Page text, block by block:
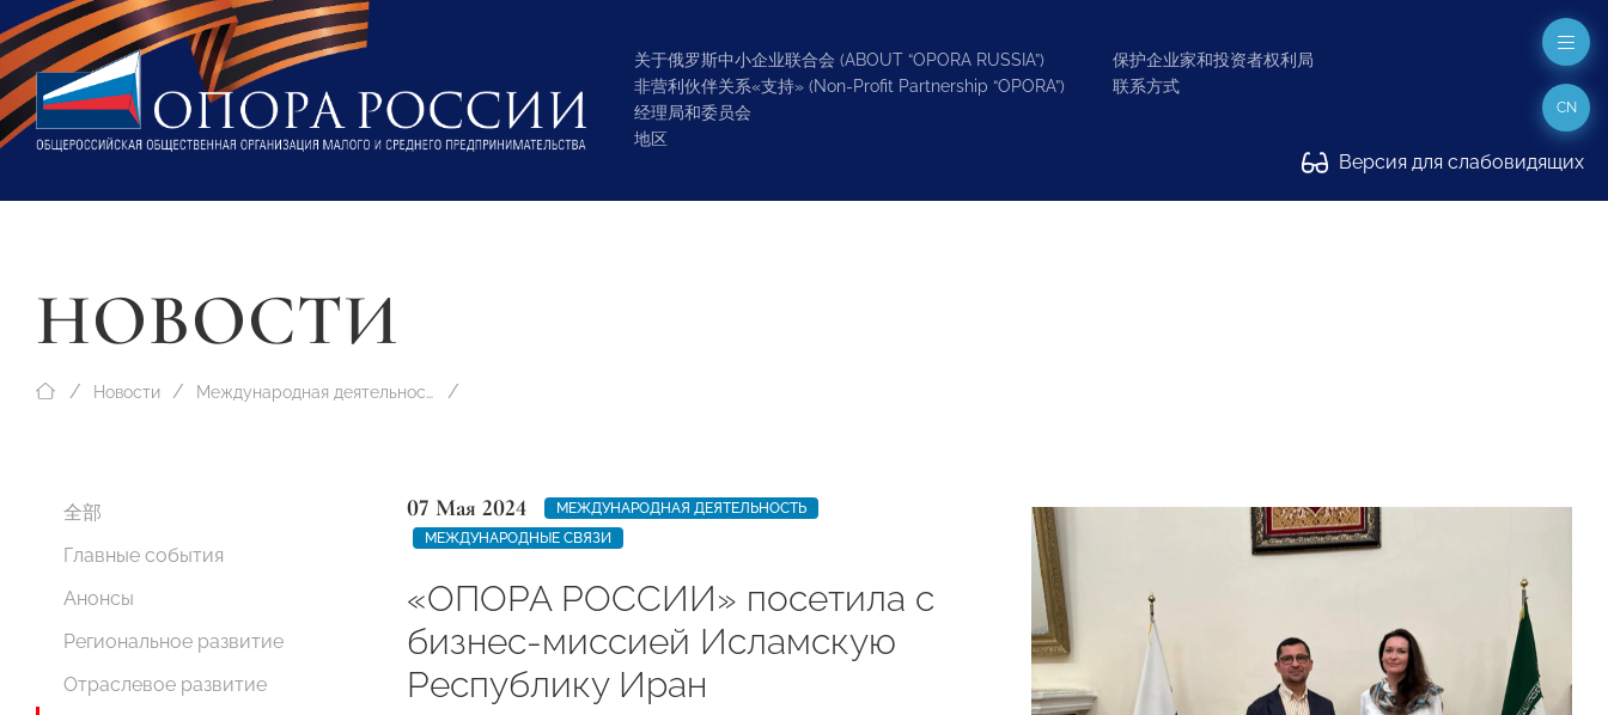
关于俄罗斯中小企业联合会 (ABOUT “OPORA RUSSIA”)
非营利伙伴关系«支持» (Non-Profit Partnership “OPORA”)
经理局和委员会
地区
保护企业家和投资者权利局
联系方式
Версия для слабовидящих
CN
НОВОСТИ
Новости Международная деятельность
全部
Главные события
Анонсы
Региональное развитие
Отраслевое развитие
07 Мая 2024
МЕЖДУНАРОДНАЯ ДЕЯТЕЛЬНОСТЬ
МЕЖДУНАРОДНЫЕ СВЯЗИ
«ОПОРА РОССИИ» посетила с
бизнес-миссией Исламскую
Республику Иран